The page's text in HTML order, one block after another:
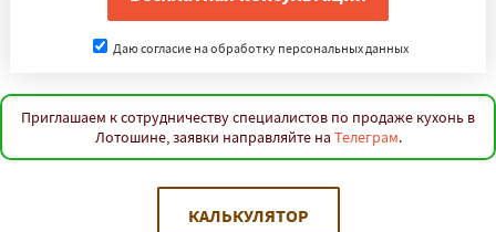
Даю согласие на обработку персональных данных
Приглашаем к сотрудничеству специалистов по продаже кухонь в
Лотошине, заявки направляйте на Телеграм.
КАЛЬКУЛЯТОР